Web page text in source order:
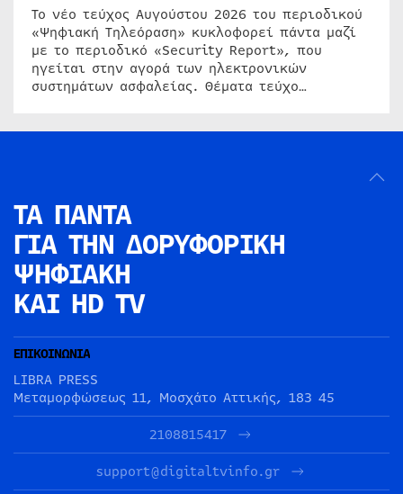
Το νέο τεύχος Αυγούστου 2026 του περιοδικού
«Ψηφιακή Τηλεόραση» κυκλοφορεί πάντα μαζί
με το περιοδικό «Security Report», που
ηγείται στην αγορά των ηλεκτρονικών
συστημάτων ασφαλείας. Θέματα τεύχο…
ΤΑ ΠΑΝΤΑ
ΓΙΑ ΤΗΝ ΔΟΡΥΦΟΡΙΚΗ
ΨΗΦΙΑΚΗ
ΚΑΙ HD TV
ΕΠΙΚΟΙΝΩΝΙΑ
LIBRA PRESS
Μεταμορφώσεως 11, Μοσχάτο Αττικής, 183 45
2108815417
support@digitaltvinfo.gr